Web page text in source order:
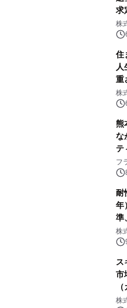
求
ー
株
住
人
重
株
熊
な
テ
山
フ
耐
年
準
ー
株
ス
市
ク
株